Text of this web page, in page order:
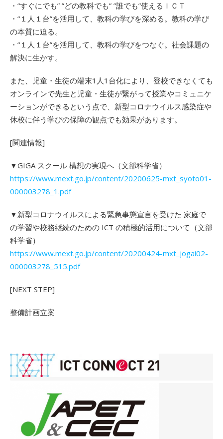
・“すぐにでも” ”どの教科でも” ”誰でも”使えるＩＣＴ
・“１人１台”を活用して、教科の学びを深める。教科の学び
の本質に迫る。
・“１人１台”を活用して、教科の学びをつなぐ。社会課題の
解決に生かす。
また、児童・生徒の端末1人1台化により、登校できなくても
オンラインで先生と児童・生徒が繋がって授業やコミュニケ
ーションができるという点で、新型コロナウイルス感染症や
休校に伴う学びの保障の観点でも効果があります。
[関連情報]
▼GIGA スクール 構想の実現へ（文部科学省）
https://www.mext.go.jp/content/20200625-mxt_syoto01-
000003278_1.pdf
▼新型コロナウイルスによる緊急事態宣言を受けた 家庭で
の学習や校務継続のための ICT の積極的活用について（文部
科学省）
https://www.mext.go.jp/content/20200424-mxt_jogai02-
000003278_515.pdf
[NEXT STEP]
整備計画立案